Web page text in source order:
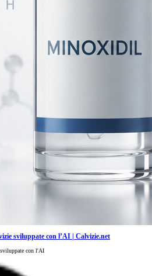
sviluppate con l’AI | Calvizie.net
con l'AI